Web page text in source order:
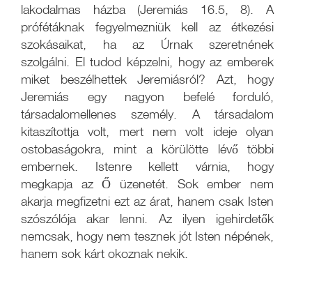
lakodalmas házba (Jeremiás 16.5, 8). A
prófétáknak fegyelmezniük kell az étkezési
szokásaikat, ha az Úrnak szeretnének
szolgálni. El tudod képzelni, hogy az emberek
miket beszélhettek Jeremiásról? Azt, hogy
Jeremiás egy nagyon befelé forduló,
társadalomellenes személy. A társadalom
kitaszítottja volt, mert nem volt ideje olyan
ostobaságokra, mint a körülötte lévő többi
embernek. Istenre kellett várnia, hogy
megkapja az Ő üzenetét. Sok ember nem
akarja megfizetni ezt az árat, hanem csak Isten
szószólója akar lenni. Az ilyen igehirdetők
nemcsak, hogy nem tesznek jót Isten népének,
hanem sok kárt okoznak nekik.